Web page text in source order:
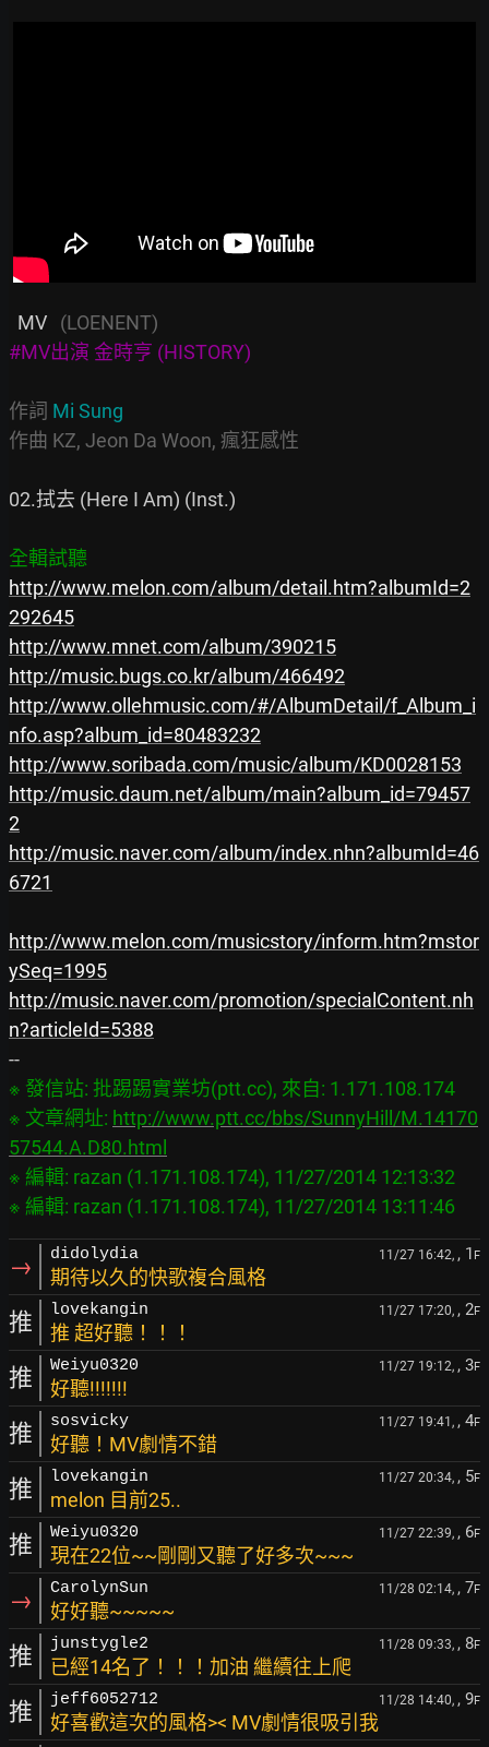
  MV
(LOENENT)
#MV出演 金時亨 (HISTORY)
作詞 Mi Sung
作曲 KZ, Jeon Da Woon, 瘋狂感性
02.拭去 (Here I Am) (Inst.)
全輯試聽
http://www.melon.com/album/detail.htm?albumId=2
292645
http://www.mnet.com/album/390215
http://music.bugs.co.kr/album/466492
http://www.ollehmusic.com/#/AlbumDetail/f_Album_i
nfo.asp?album_id=80483232
http://www.soribada.com/music/album/KD0028153
http://music.daum.net/album/main?album_id=79457
2
http://music.naver.com/album/index.nhn?albumId=46
6721
http://www.melon.com/musicstory/inform.htm?mstor
ySeq=1995
http://music.naver.com/promotion/specialContent.nh
n?articleId=5388
※ 發信站: 批踢踢實業坊(ptt.cc), 來自: 1.171.108.174
※ 文章網址: http://www.ptt.cc/bbs/SunnyHill/M.14170
57544.A.D80.html
※ 編輯: razan (1.171.108.174), 11/27/2014 12:13:32
→ didolydia 11/27 16:42, , 1 F
期待以久的快歌複合風格
推 lovekangin 11/27 17:20, , 2F
推 超好聽！！！
推 Weiyu0320 11/27 19:12, , 3F
好聽!!!!!!!
推 sosvicky 11/27 19:41, , 4F
好聽！MV劇情不錯
推 lovekangin 11/27 20:34, , 5F
melon 目前25..
推 Weiyu0320 11/27 22:39, , 6F
現在22位~~剛剛又聽了好多次~~~
→ CarolynSun 11/28 02:14, , 7F
好好聽~~~~~
推 junstygle2 11/28 09:33, , 8F
已經14名了！！！加油 繼續往上爬
推 jeff6052712 11/28 14:40, , 9F
好喜歡這次的風格>< MV劇情很吸引我